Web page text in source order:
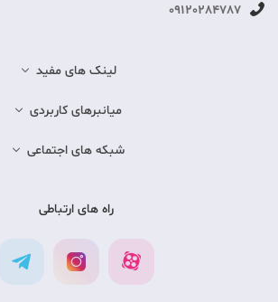
09120284787
لینک های مفید
میانبرهای کاربردی
شبکه های اجتماعی
راه های ارتباطی